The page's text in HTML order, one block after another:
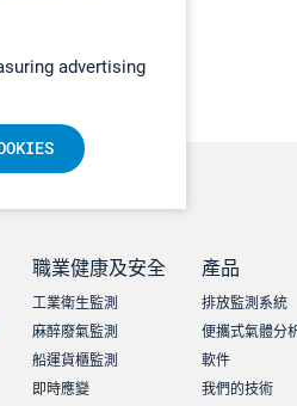
advertising
職業健康及安全
工業衛生監測
麻醉廢氣監測
船運貨櫃監測
即時應變
產品
排放監測系統
便攜式氣體分
軟件
我們的技術